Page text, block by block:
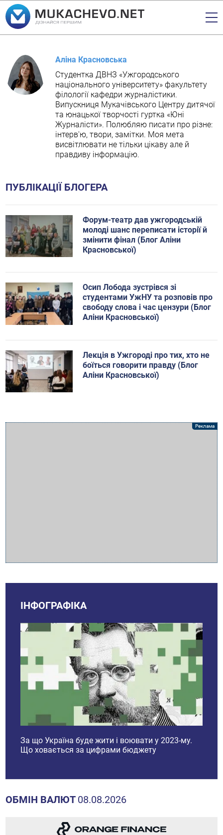
Аліна Красновська
Студентка ДВНЗ «Ужгородського
національного університету» факультету
філології кафедри журналістики.
Випускниця Мукачівського Центру дитячої
та юнацької творчості гуртка «Юні
Журналісти». Полюбляю писати про різне:
інтерв'ю, твори, замітки. Моя мета
висвітлювати не тільки цікаву але й
правдиву інформацію.
ПУБЛІКАЦІЇ БЛОГЕРА
Форум-театр дав ужгородській
молоді шанс переписати історії й
змінити фінал (Блог Аліни
Красновської)
Осип Лобода зустрівся зі
студентами УжНУ та розповів про
свободу слова і час цензури (Блог
Аліни Красновської)
Лекція в Ужгороді про тих, хто не
боїться говорити правду (Блог
Аліни Красновської)
ІНФОГРАФІКА
За що Україна буде жити і воювати у 2023-му.
Що ховається за цифрами бюджету
ОБМІН ВАЛЮТ 08.08.2026